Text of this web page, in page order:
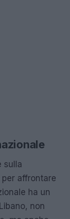
sulla
per affrontare
ha un
non